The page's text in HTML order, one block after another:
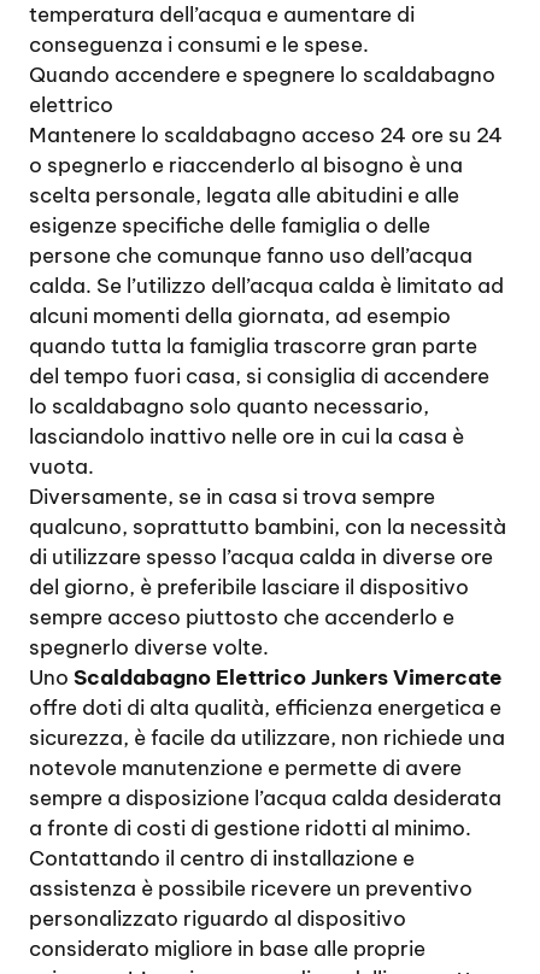
temperatura dell’acqua e aumentare di
conseguenza i consumi e le spese.
Quando accendere e spegnere lo scaldabagno
elettrico
Mantenere lo scaldabagno acceso 24 ore su 24
o spegnerlo e riaccenderlo al bisogno è una
scelta personale, legata alle abitudini e alle
esigenze specifiche delle famiglia o delle
persone che comunque fanno uso dell’acqua
calda. Se l’utilizzo dell’acqua calda è limitato ad
alcuni momenti della giornata, ad esempio
quando tutta la famiglia trascorre gran parte
del tempo fuori casa, si consiglia di accendere
lo scaldabagno solo quanto necessario,
lasciandolo inattivo nelle ore in cui la casa è
vuota.
Diversamente, se in casa si trova sempre
qualcuno, soprattutto bambini, con la necessità
di utilizzare spesso l’acqua calda in diverse ore
del giorno, è preferibile lasciare il dispositivo
sempre acceso piuttosto che accenderlo e
spegnerlo diverse volte.
Uno Scaldabagno Elettrico Junkers Vimercate
offre doti di alta qualità, efficienza energetica e
sicurezza, è facile da utilizzare, non richiede una
notevole manutenzione e permette di avere
sempre a disposizione l’acqua calda desiderata
a fronte di costi di gestione ridotti al minimo.
Contattando il centro di installazione e
assistenza è possibile ricevere un preventivo
personalizzato riguardo al dispositivo
considerato migliore in base alle proprie